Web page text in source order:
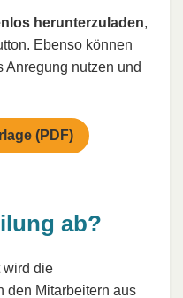
herunterzuladen,
Ebenso können
Anregung nutzen und
(PDF)
ab?
wird die
den Mitarbeitern aus